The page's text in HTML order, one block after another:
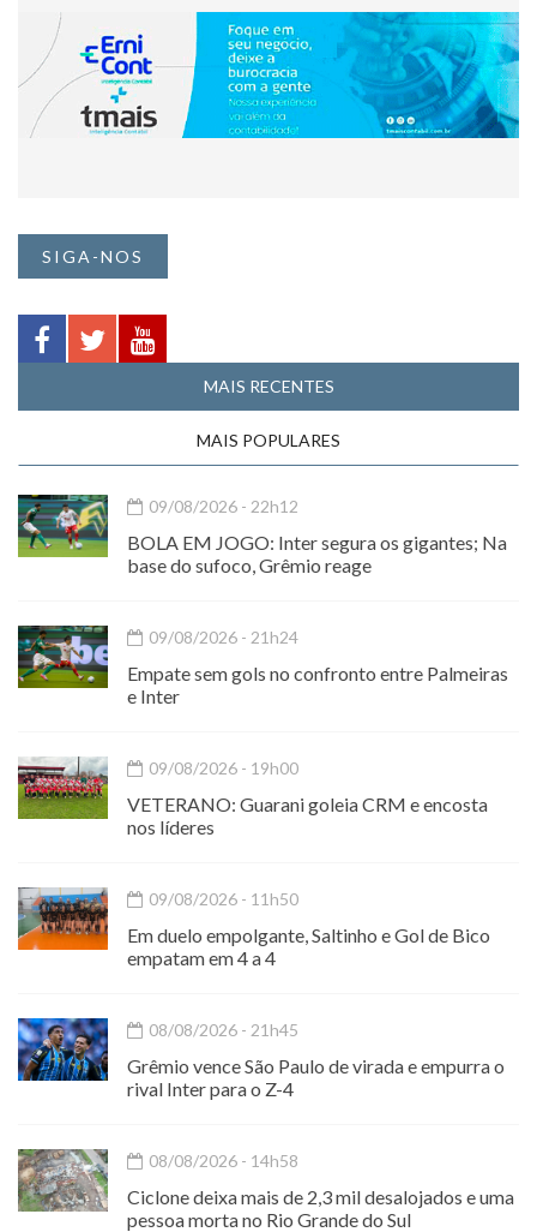
SIGA-NOS
MAIS RECENTES
MAIS POPULARES
09/08/2026 - 22h12
BOLA EM JOGO: Inter segura os gigantes; Na
base do sufoco, Grêmio reage
09/08/2026 - 21h24
Empate sem gols no confronto entre Palmeiras
e Inter
09/08/2026 - 19h00
VETERANO: Guarani goleia CRM e encosta
nos líderes
09/08/2026 - 11h50
Em duelo empolgante, Saltinho e Gol de Bico
empatam em 4 a 4
08/08/2026 - 21h45
Grêmio vence São Paulo de virada e empurra o
rival Inter para o Z-4
08/08/2026 - 14h58
Ciclone deixa mais de 2,3 mil desalojados e uma
pessoa morta no Rio Grande do Sul